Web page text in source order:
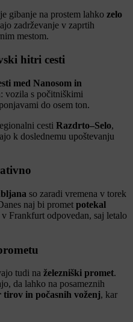
gibanje na prostem lahko zelo
zadrževanje v zaprtih
mestom.
hitri cesti
med Nanosom in
vozila s počitniškimi
do osem ton.
cesti Razdrto–Selo,
k doslednemu upoštevanju
so zaradi vremena v torek
naj bi promet potekal
Frankfurt odpovedan, saj letalo
tudi na železniški promet.
da lahko na posameznih
tirov in počasnih voženj, kar